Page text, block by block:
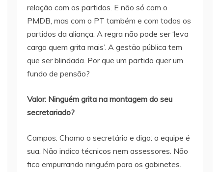
relação com os partidos. E não só com o
PMDB, mas com o PT também e com todos os
partidos da aliança. A regra não pode ser ‘leva
cargo quem grita mais’. A gestão pública tem
que ser blindada. Por que um partido quer um
fundo de pensão?
Valor: Ninguém grita na montagem do seu
secretariado?
Campos: Chamo o secretário e digo: a equipe é
sua. Não indico técnicos nem assessores. Não
fico empurrando ninguém para os gabinetes.